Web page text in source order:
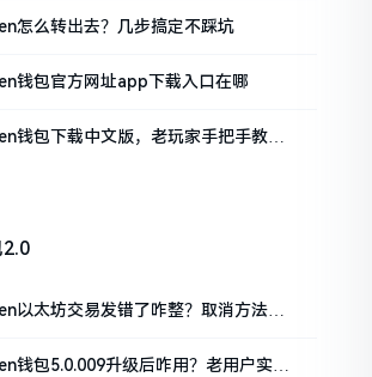
怎么转出去？几步搞定不踩坑
钱包官方网址app下载入口在哪
钱包下载中文版，老玩家手把手教你
以太坊交易发错了咋整？取消方法告
钱包5.0.009升级后咋用？老用户实测